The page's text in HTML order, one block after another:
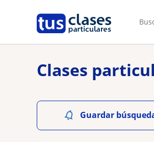
Clases
Guardar